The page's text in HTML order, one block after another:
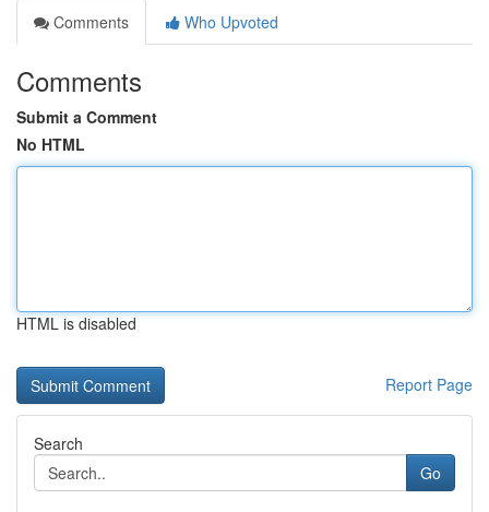
Comments
Who Upvoted
Comments
Submit a Comment
No HTML
HTML is disabled
Report Page
Search
Go